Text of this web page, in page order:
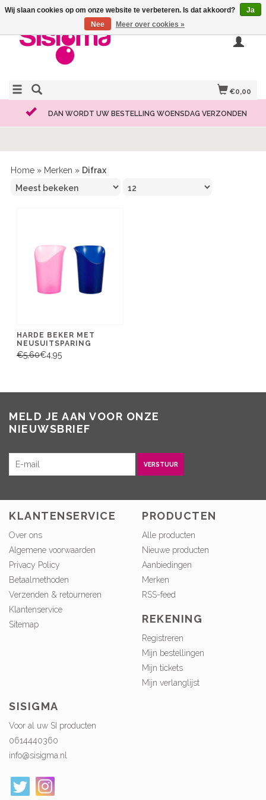
€0,00
DAN WORDT UW BESTELLING WOENSDAG VERZONDEN
Home » Merken » Difrax
HARDE BEKER MET
NEUSUITSPARING
€5,60€4,95
MELD JE AAN VOOR ONZE
NIEUWSBRIEF
VERSTUUR
KLANTENSERVICE
Over ons
Algemene voorwaarden
Privacy Policy
Betaalmethoden
Verzenden & retourneren
Klantenservice
Sitemap
PRODUCTEN
Alle producten
Nieuwe producten
Aanbiedingen
Merken
RSS-feed
REKENING
Registreren
Mijn bestellingen
Mijn tickets
Mijn verlanglijst
SISIGMA
Voor al uw SI producten
0614440360
info@sisigma.nl
Wij slaan cookies op om onze website te verbeteren. Is dat akkoord?
Ja
Nee
Meer over cookies »